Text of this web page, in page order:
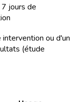
jours de
ou d'un
(étude